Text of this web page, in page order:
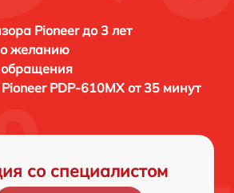
Pioneer до 3 лет
желанию
обращения
Pioneer PDP-610MX от 35 минут
со специалистом